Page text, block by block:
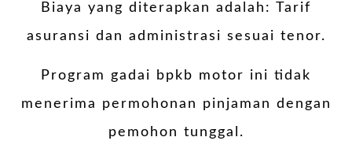
Biaya yang diterapkan adalah: Tarif
asuransi dan administrasi sesuai tenor.
Program gadai bpkb motor ini tidak
menerima permohonan pinjaman dengan
pemohon tunggal.